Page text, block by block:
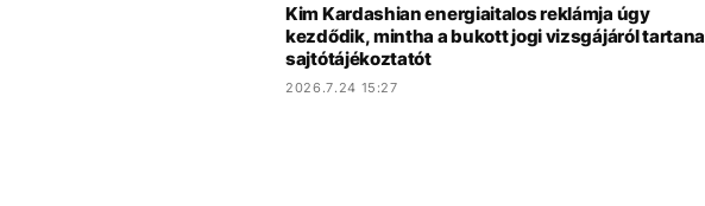
Kim Kardashian energiaitalos reklámja úgy
kezdődik, mintha a bukott jogi vizsgájáról tartana
sajtótájékoztatót
2026.7.24 15:27